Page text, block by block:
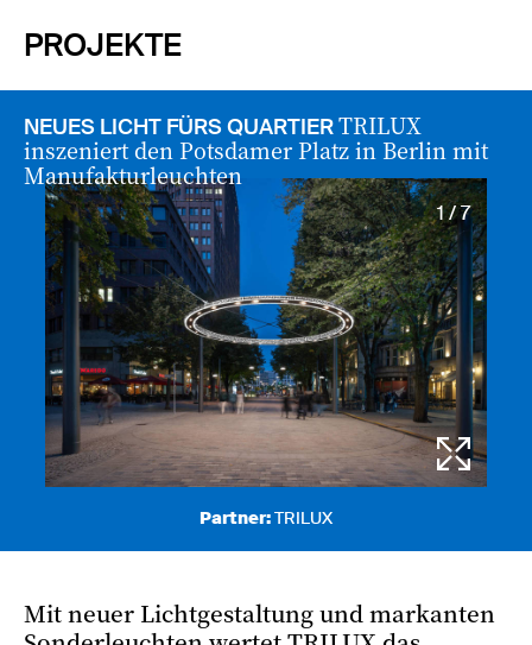
PROJEKTE
NEUES LICHT FÜRS QUARTIERTRILUX
inszeniert den Potsdamer Platz in Berlin mit
Manufakturleuchten
1 / 7
Partner:TRILUX
Mit neuer Lichtgestaltung und markanten